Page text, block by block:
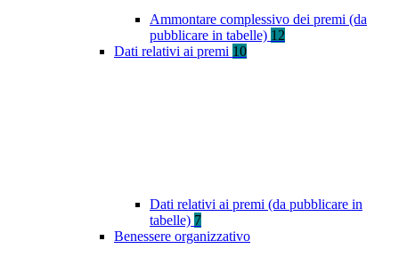
Ammontare complessivo dei premi (da
pubblicare in tabelle) 12
Dati relativi ai premi 10
Dati relativi ai premi (da pubblicare in
tabelle) 7
Benessere organizzativo